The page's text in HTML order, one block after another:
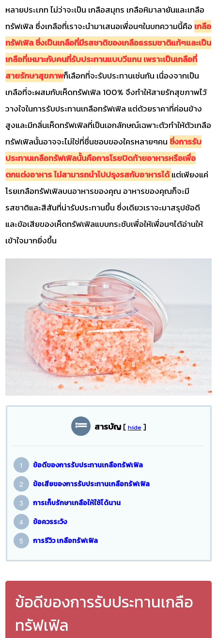
หลายประเภท ไม่ว่าจะเป็น เกลือสมุทร เกลือหิมาลายันและเกลือ
ทรัฟเฟิล ซึ่งเกลือที่เราจะนำมาเสนอเพื่อนๆในบทความนี้คือ เกลือ
ทรัฟเฟิล ซึ่งเป็นเกลือที่มีรสชาติของเกลือธรรมชาติแท้ๆและเป็น
เกลือที่เหมาะกับคนที่รับประทานแบบวีแกน เพราะเป็นเกลือที่
สายรักษาสุขภาพก็เลือกที่จะรับประทานเช่นกัน เนื่องจากเป็น
เกลือที่จะผสมกับเห็ดทรัฟเฟิล 100% จึงทำให้สายรักสุขภาพไว้
วางใจในการรับประทานเกลือทรัฟเฟิล แต่ด้วยราคาที่ค่อนข้าง
สูงและมีกลิ่นเห็ดทรัฟเฟิลที่เป็นเอกลักษณ์เฉพาะตัวทำให้ตัวเกลือ
ทรัฟเฟิลนั้นอาจจะไม่ใช่ที่ชื่นชอบของใครหลายๆคน ซึ่งการรับ
ประทานเกลือทรัฟเฟิลนั้นคือการโรยปิดท้ายอาหารหรือเพื่อ
ตกแต่งอาหาร ไม่สามารถนำไปปรุงรสกับอาหารได้แต่เพียงแค่
โรยเกลือทรัฟเฟิลบนอาหารของคุณ อาหารของคุณก็จะมี
รสชาติและสีสันที่น่ารับประทานขึ้น ซึ่งเดียวเราจะมาสรุปช้อดี
และข้อเสียของเห็ดทรัฟเฟิลแบบกระชับเพื่อให้เพื่อนๆได้อ่านให้
เข้าใจมากยิ่งขึ้น
สารบัญ [ hide ]
ข้อดีของการรับประทานเกลือทรัฟเฟิล
ข้อเสียของการรับประทานเกลือทรัฟเฟิล
การเก็บรักษาเกลือให้ใช้ได้นาน
ข้อควรระวัง
การรีวิว เกลือทรัฟเฟิล
ข้อดีของการรับประทานเกลือ
ทรัฟเฟิล